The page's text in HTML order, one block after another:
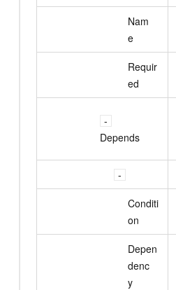
Nam
e
Requir
ed
Depends
Conditi
on
Depen
denc
y